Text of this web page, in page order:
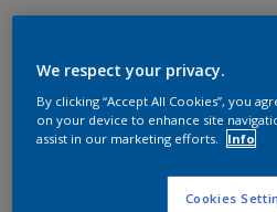
We respect your privacy.
By clicking “Accept All Cookies”, you
on your device to enhance site
assist in our marketing efforts.
Info
Cookies